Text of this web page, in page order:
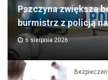
Pszczyna zwiększa
burmistrz z policją
6 sierpnia 2026